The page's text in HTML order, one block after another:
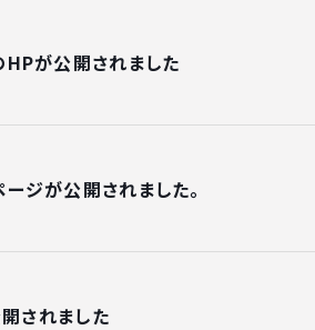
が公開されました
ジが公開されました。
されました